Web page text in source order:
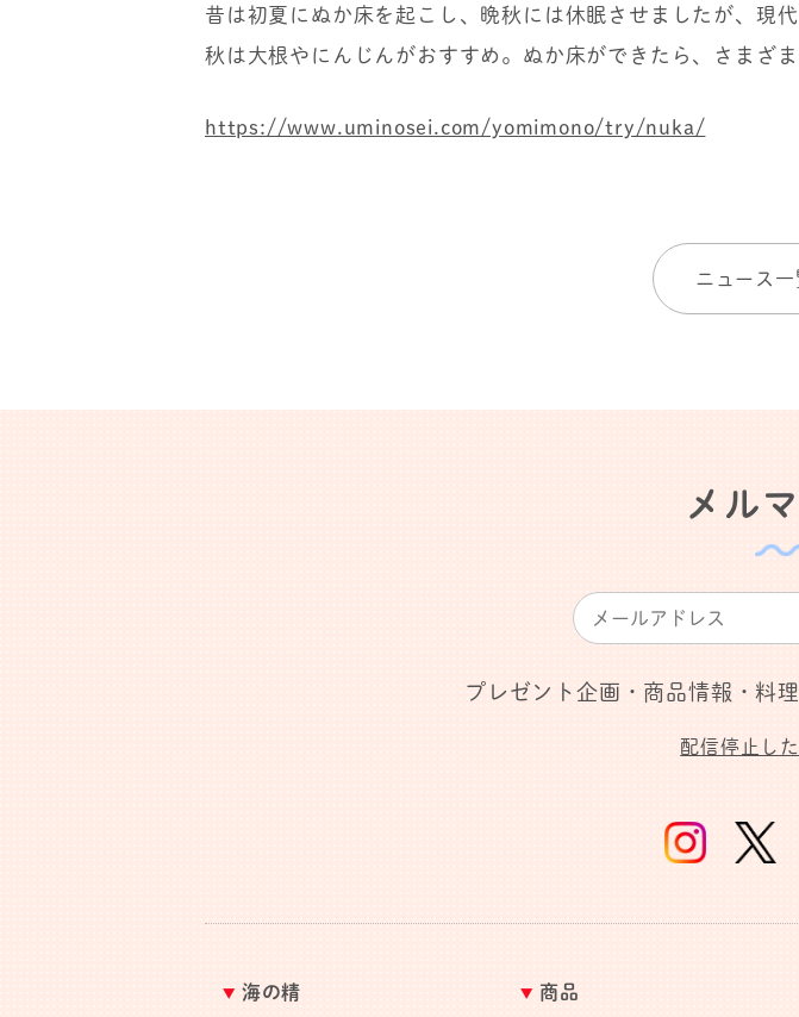
昔は初夏にぬか床を起こし、晩秋には休眠させましたが、現
秋は大根やにんじんがおすすめ。ぬか床ができたら、さまざ
https://www.uminosei.com/yomimono/try/nuka/
ニュース一
メル
プレゼント企画・商品情報・料
配信停止し
海の精 商品